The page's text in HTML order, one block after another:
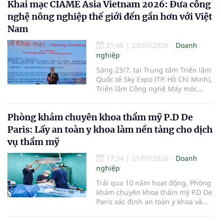
Anh hùng Lao động, Tổng Giám
đốc Vinamilk - được trao tặng Huân
chương Độc lập hạng Ba vì những
công tác, góp phần vào sự nghiệp
xây dựng chủ nghĩa xã hội và bảo
vệ Tổ quốc.
đặt trước tại Việt Nam với giá từ
31,99 triệu đồng.
Khai mạc CIAME Asia Vietnam 2026: Đưa công
nghệ nông nghiệp thế giới đến gần hơn với Việt
Nam
21:46 | 23/07/2026
Doanh
nghiệp
Sáng 23/7, tại Trung tâm Triển lãm
Quốc tế Sky Expo (TP. Hồ Chí Minh),
Triển lãm Công nghệ Máy móc
chính thức khai mạc, mở đầu cho
chuỗi hoạt động kết nối công
nghệ, xúc tiến thương mại và hợp
hóa nông nghiệp giữa Việt Nam
với các quốc gia trong khu vực và
trên thế giới.
Phòng khám chuyên khoa thẩm mỹ P.D De
Paris: Lấy an toàn y khoa làm nền tảng cho dịch
vụ thẩm mỹ
17:34 | 21/07/2026
Doanh
nghiệp
Trải qua 10 năm hoạt động, Phòng
khám chuyên khoa thẩm mỹ P.D De
Paris xác định an toàn y khoa và